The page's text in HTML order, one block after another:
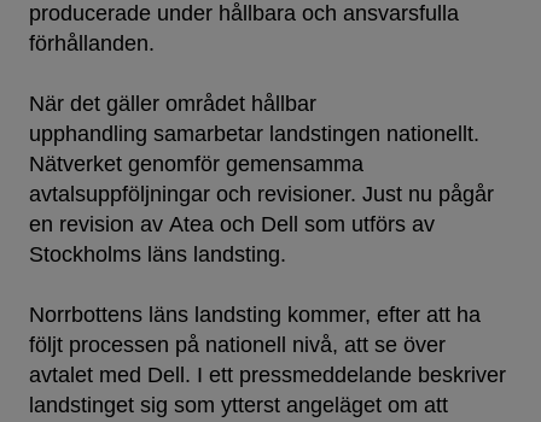
producerade under hållbara och ansvarsfulla
förhållanden.
När det gäller området hållbar
upphandling samarbetar landstingen nationellt.
Nätverket genomför gemensamma
avtalsuppföljningar och revisioner. Just nu pågår
en revision av Atea och Dell som utförs av
Stockholms läns landsting.
Norrbottens läns landsting kommer, efter att ha
följt processen på nationell nivå, att se över
avtalet med Dell. I ett pressmeddelande beskriver
landstinget sig som ytterst angeläget om att